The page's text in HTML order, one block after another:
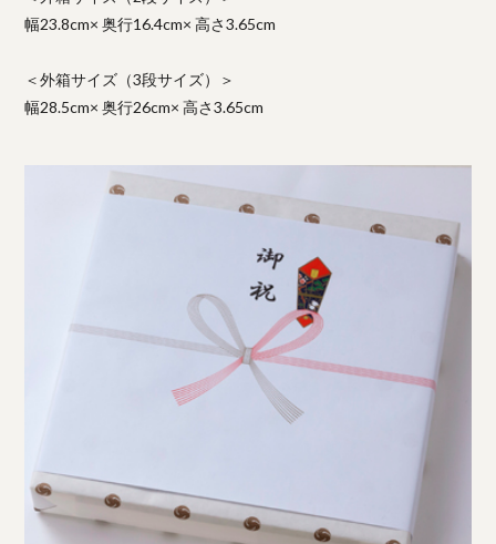
幅23.8cm× 奥行16.4cm× 高さ3.65cm
＜外箱サイズ（3段サイズ）＞
幅28.5cm× 奥行26cm× 高さ3.65cm